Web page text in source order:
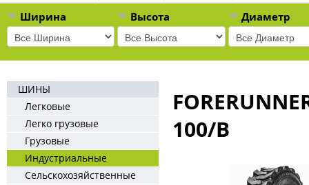
Ширина Высота Диаметр
ШИНЫ
Легковые
Легко грузовые
Грузовые
Индустриальные
Сельскохозяйственные
100/B